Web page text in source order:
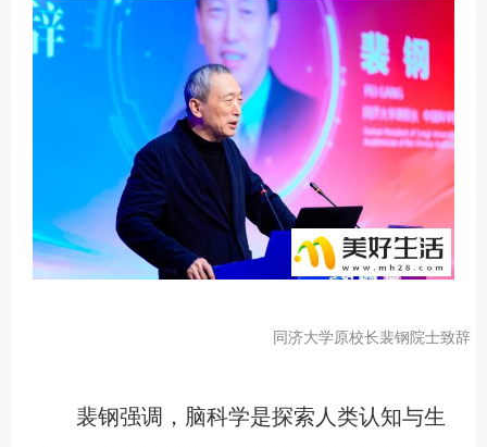
同济大学原校长裴钢院士致辞
裴钢强调，脑科学是探索人类认知与生